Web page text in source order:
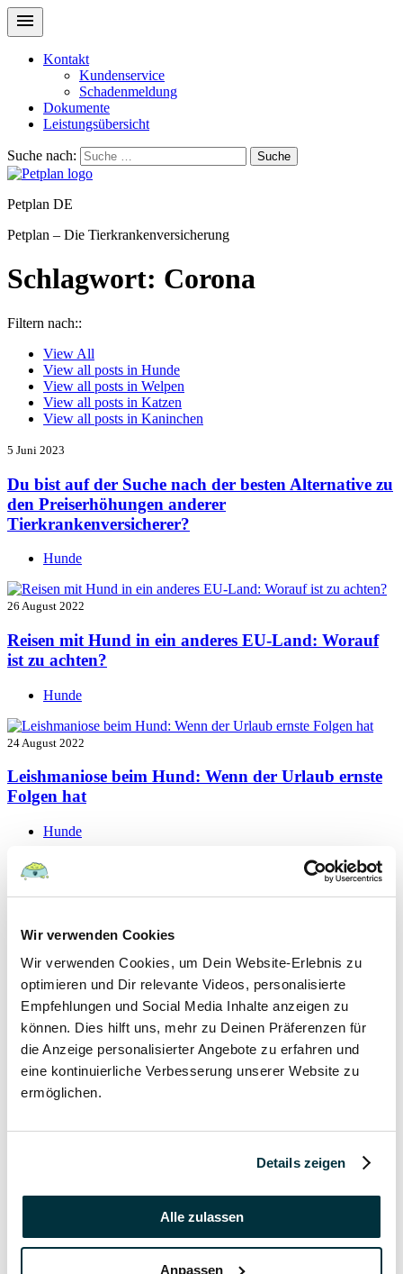
Wir verwenden Cookies
Wir verwenden Cookies, um Dein Website-Erlebnis zu
optimieren und Dir relevante Videos, personalisierte
Empfehlungen und Social Media Inhalte anzeigen zu
können. Dies hilft uns, mehr zu Deinen Präferenzen für
die Anzeige personalisierter Angebote zu erfahren und
eine kontinuierliche Verbesserung unserer Website zu
ermöglichen.
Details zeigen
Alle zulassen
Anpassen
Kontakt
Kundenservice
Schadenmeldung
Dokumente
Leistungsübersicht
Suche nach: Suche
Petplan DE
Petplan – Die Tierkrankenversicherung
Schlagwort: Corona
Filtern nach::
View All
View all posts in Hunde
View all posts in Welpen
View all posts in Katzen
View all posts in Kaninchen
5 Juni 2023
Du bist auf der Suche nach der besten Alternative zu
den Preiserhöhungen anderer
Tierkrankenversicherer?
Hunde
26 August 2022
Reisen mit Hund in ein anderes EU-Land: Worauf
ist zu achten?
Hunde
24 August 2022
Leishmaniose beim Hund: Wenn der Urlaub ernste
Folgen hat
Hunde
22 August 2022
Hundefutter und Wasser im Urlaub: Worauf sollte
Hunde
15 August 2022
Vitamin B für den Hund: Für was ist es wichtig?
Hunde
wichtig?
Hunde